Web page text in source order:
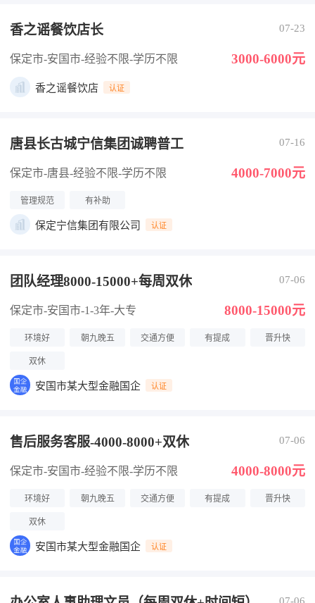
香之谣餐饮店长 07-23
保定市-安国市-经验不限-学历不限 3000-6000元
香之谣餐饮店 认证
唐县长古城宁信集团诚聘普工 07-16
保定市-唐县-经验不限-学历不限 4000-7000元
管理规范 有补助
保定宁信集团有限公司 认证
团队经理8000-15000+每周双休 07-06
保定市-安国市-1-3年-大专 8000-15000元
环境好 朝九晚五 交通方便 有提成 晋升快
双休
安国市某大型金融国企 认证
售后服务客服-4000-8000+双休 07-06
保定市-安国市-经验不限-学历不限 4000-8000元
环境好 朝九晚五 交通方便 有提成 晋升快
双休
安国市某大型金融国企 认证